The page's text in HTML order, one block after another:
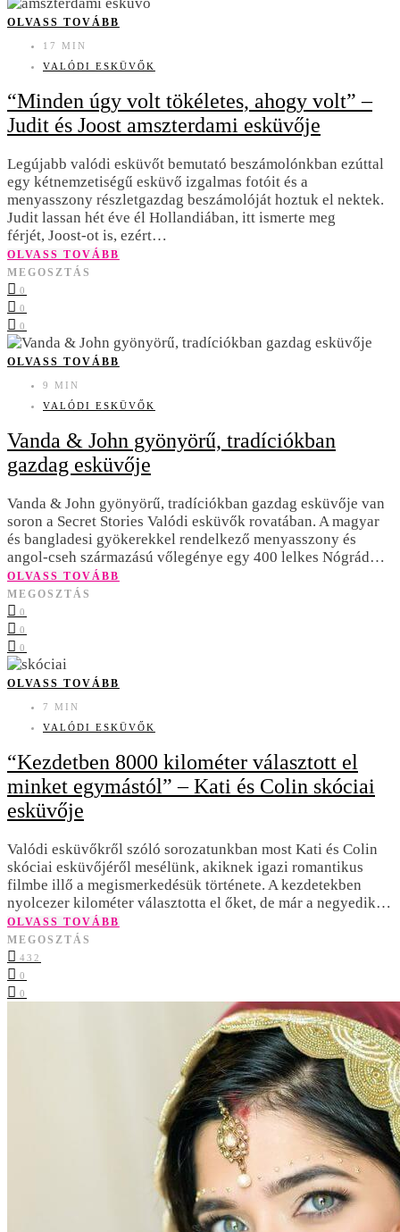
OLVASS TOVÁBB
17 MIN
VALÓDI ESKÜVŐK
“Minden úgy volt tökéletes, ahogy volt” –
Judit és Joost amszterdami esküvője
Legújabb valódi esküvőt bemutató beszámolónkban ezúttal
egy kétnemzetiségű esküvő izgalmas fotóit és a
menyasszony részletgazdag beszámolóját hoztuk el nektek.
Judit lassan hét éve él Hollandiában, itt ismerte meg
férjét, Joost-ot is, ezért…
OLVASS TOVÁBB
MEGOSZTÁS
0
0
0
OLVASS TOVÁBB
9 MIN
VALÓDI ESKÜVŐK
Vanda & John gyönyörű, tradíciókban
gazdag esküvője
Vanda & John gyönyörű, tradíciókban gazdag esküvője van
soron a Secret Stories Valódi esküvők rovatában. A magyar
és bangladesi gyökerekkel rendelkező menyasszony és
angol-cseh származású vőlegénye egy 400 lelkes Nógrád…
OLVASS TOVÁBB
MEGOSZTÁS
0
0
0
OLVASS TOVÁBB
7 MIN
VALÓDI ESKÜVŐK
“Kezdetben 8000 kilométer választott el
minket egymástól” – Kati és Colin skóciai
esküvője
Valódi esküvőkről szóló sorozatunkban most Kati és Colin
skóciai esküvőjéről mesélünk, akiknek igazi romantikus
filmbe illő a megismerkedésük története. A kezdetekben
nyolcezer kilométer választotta el őket, de már a negyedik…
OLVASS TOVÁBB
MEGOSZTÁS
432
0
0